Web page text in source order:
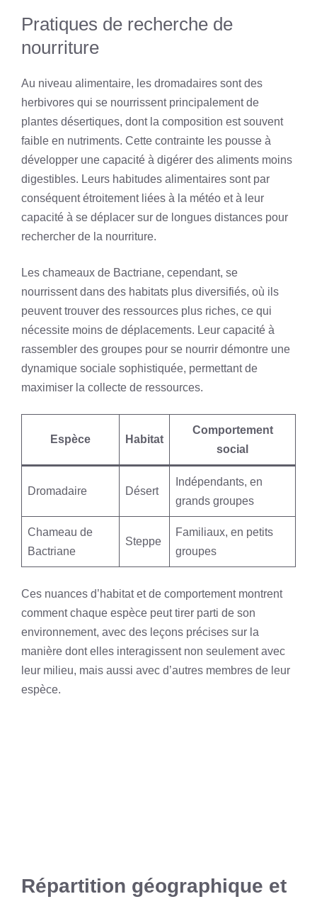
Pratiques de recherche de
nourriture
Au niveau alimentaire, les dromadaires sont des
herbivores qui se nourrissent principalement de
plantes désertiques, dont la composition est souvent
faible en nutriments. Cette contrainte les pousse à
développer une capacité à digérer des aliments moins
digestibles. Leurs habitudes alimentaires sont par
conséquent étroitement liées à la météo et à leur
capacité à se déplacer sur de longues distances pour
rechercher de la nourriture.
Les chameaux de Bactriane, cependant, se
nourrissent dans des habitats plus diversifiés, où ils
peuvent trouver des ressources plus riches, ce qui
nécessite moins de déplacements. Leur capacité à
rassembler des groupes pour se nourrir démontre une
dynamique sociale sophistiquée, permettant de
maximiser la collecte de ressources.
Espèce Habitat
Comportement
social
Dromadaire Désert
Indépendants, en
grands groupes
Chameau de
Bactriane
Steppe
Familiaux, en petits
groupes
Ces nuances d’habitat et de comportement montrent
comment chaque espèce peut tirer parti de son
environnement, avec des leçons précises sur la
manière dont elles interagissent non seulement avec
leur milieu, mais aussi avec d’autres membres de leur
espèce.
Répartition géographique et